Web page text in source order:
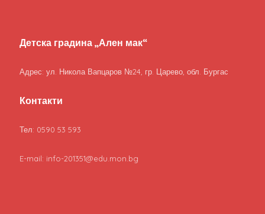
Детска градина „Ален мак“
Адрес: ул. Никола Вапцаров №24, гр. Царево, обл. Бургас
Контакти
Тел: 0590 53 593
E-mail: info-201351@edu.mon.bg